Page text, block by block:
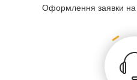
Оформлення заявки на